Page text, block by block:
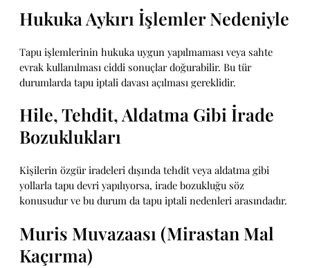
Hukuka Aykırı İşlemler Nedeniyle
Tapu işlemlerinin hukuka uygun yapılmaması veya sahte
evrak kullanılması ciddi sonuçlar doğurabilir. Bu tür
durumlarda tapu iptali davası açılması gereklidir.
Hile, Tehdit, Aldatma Gibi İrade
Bozuklukları
Kişilerin özgür iradeleri dışında tehdit veya aldatma gibi
yollarla tapu devri yapılıyorsa, irade bozukluğu söz
konusudur ve bu durum da tapu iptali nedenleri arasındadır.
Muris Muvazaası (Mirastan Mal
Kaçırma)